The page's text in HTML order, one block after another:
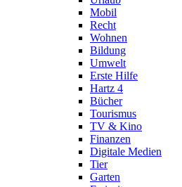
Mobil
Recht
Wohnen
Bildung
Umwelt
Erste Hilfe
Hartz 4
Bücher
Tourismus
TV & Kino
Finanzen
Digitale Medien
Tier
Garten